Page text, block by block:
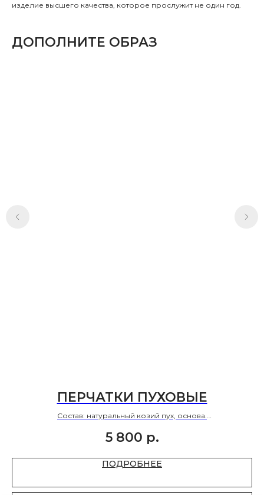
изделие высшего качества, которое прослужит не один год.
ДОПОЛНИТЕ ОБРАЗ
ПЕРЧАТКИ ПУХОВЫЕ
Состав: натуральный козий пух, основа.
5 800 р.
ПОДРОБНЕЕ